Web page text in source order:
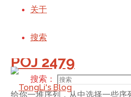
关于
搜索
搜索：
/背包
POJ 2479
给你一堆序列，从中选择一些序